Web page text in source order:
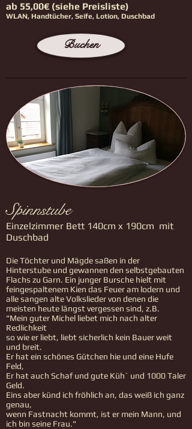
ab 55,00€ (siehe Preisliste)
WLAN, Handtücher, Seife, Lotion, Duschbad
Buchen
Spinnstube
Einzelzimmer Bett 140cm x 190cm mit
Duschbad
Die Töchter und Mägde saßen in der
Hinterstube und gewannen den selbstgebauten
Flachs zu Garn. Ein junger Bursche hielt mit
feingespaltenem Kien das Feuer am lodern und
alle sangen alte Volkslieder von denen die
meisten heute längst vergessen sind, z.B.
"Mein guter Michel liebet mich nach alter
Redlichkeit
so wie er liebt, liebt sicherlich kein Bauer weit
und breit.
Er hat ein schönes Gütchen hie und eine Hufe
Feld,
Er hat auch Schaf und gute Küh` und 1000 Taler
Geld.
Eins aber künd ich fröhlich an, das weiß ich ganz
genau,
wenn Fastnacht kommt, ist er mein Mann, und
ich bin seine Frau."